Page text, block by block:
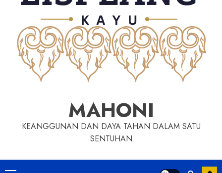
MAHONI
KEANGGUNAN DAN DAYA TAHAN DALAM SATU
SENTUHAN